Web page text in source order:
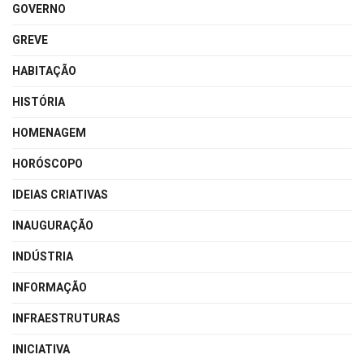
GOVERNO
GREVE
HABITAÇÃO
HISTÓRIA
HOMENAGEM
HORÓSCOPO
IDEIAS CRIATIVAS
INAUGURAÇÃO
INDÚSTRIA
INFORMAÇÃO
INFRAESTRUTURAS
INICIATIVA